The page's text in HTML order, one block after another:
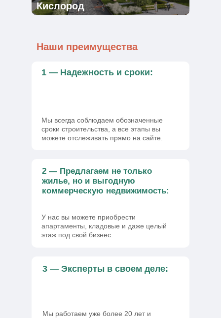
Кислород
Наши преимущества
1 — Надежность и сроки:
Мы всегда соблюдаем обозначенные
сроки строительства, а все этапы вы
можете отслеживать прямо на сайте.
2 — Предлагаем не только
жилье, но и выгодную
коммерческую недвижимость:
У нас вы можете приобрести
апартаменты, кладовые и даже целый
этаж под свой бизнес.
3 — Эксперты в своем деле:
Мы работаем уже более 20 лет и